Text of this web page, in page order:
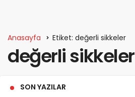
Anasayfa Etiket: değerli sikkeler
değerli sikkeler
SON YAZILAR